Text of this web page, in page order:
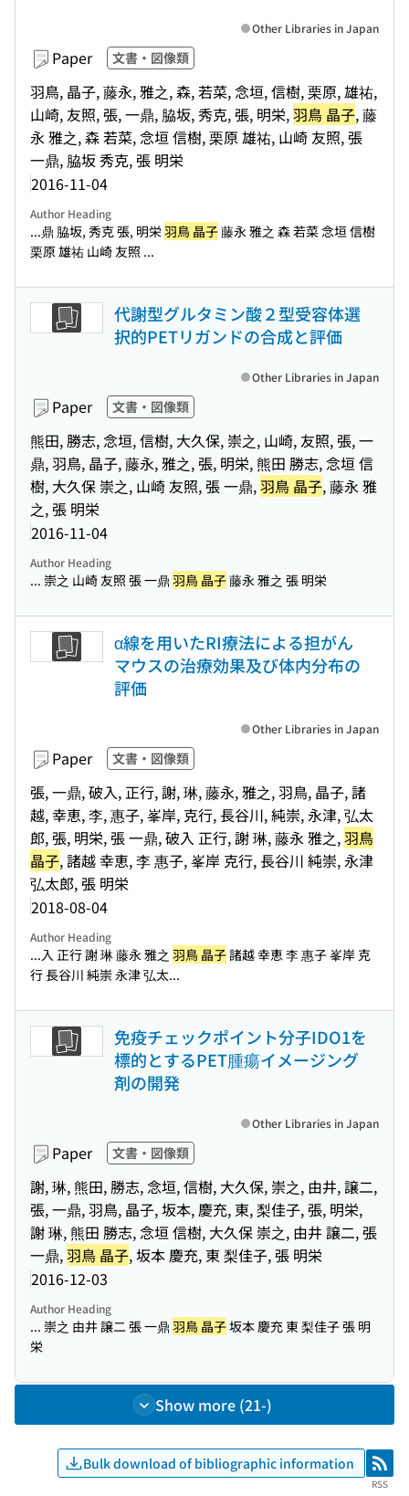
Paper 文書・図像類
羽鳥, 晶子, 藤永, 雅之, 森, 若菜, 念垣, 信樹, 栗原, 雄祐,
山崎, 友照, 張, 一鼎, 脇坂, 秀克, 張, 明栄,羽鳥 晶子, 藤
永 雅之, 森 若菜, 念垣 信樹, 栗原 雄祐, 山崎 友照, 張
一鼎, 脇坂 秀克, 張 明栄
2016-11-04
Other Libraries in Japan
Author Heading
...鼎 脇坂, 秀克 張, 明栄羽鳥 晶子藤永 雅之 森 若菜 念垣 信樹
栗原 雄祐 山崎 友照 ...
代謝型グルタミン酸２型受容体選
択的PETリガンドの合成と評価
Paper 文書・図像類
熊田, 勝志, 念垣, 信樹, 大久保, 崇之, 山崎, 友照, 張, 一
鼎, 羽鳥, 晶子, 藤永, 雅之, 張, 明栄, 熊田 勝志, 念垣 信
樹, 大久保 崇之, 山崎 友照, 張 一鼎,羽鳥 晶子, 藤永 雅
之, 張 明栄
2016-11-04
Other Libraries in Japan
Author Heading
... 崇之 山崎 友照 張 一鼎 羽鳥 晶子藤永 雅之 張 明栄
α線を用いたRI療法による担がん
マウスの治療効果及び体内分布の
評価
Paper 文書・図像類
張, 一鼎, 破入, 正行, 謝, 琳, 藤永, 雅之, 羽鳥, 晶子, 諸
越, 幸恵, 李, 惠子, 峯岸, 克行, 長谷川, 純崇, 永津, 弘太
郎, 張, 明栄, 張 一鼎, 破入 正行, 謝 琳, 藤永 雅之,羽鳥
晶子, 諸越 幸恵, 李 惠子, 峯岸 克行, 長谷川 純崇, 永津
弘太郎, 張 明栄
2018-08-04
Other Libraries in Japan
Author Heading
...入 正行 謝 琳 藤永 雅之 羽鳥 晶子諸越 幸恵 李 惠子 峯岸 克
行 長谷川 純崇 永津 弘太...
免疫チェックポイント分子IDO1を
標的とするPET腫瘍イメージング
剤の開発
Paper 文書・図像類
謝, 琳, 熊田, 勝志, 念垣, 信樹, 大久保, 崇之, 由井, 譲二,
張, 一鼎, 羽鳥, 晶子, 坂本, 慶充, 東, 梨佳子, 張, 明栄,
謝 琳, 熊田 勝志, 念垣 信樹, 大久保 崇之, 由井 譲二, 張
一鼎,羽鳥 晶子, 坂本 慶充, 東 梨佳子, 張 明栄
2016-12-03
Other Libraries in Japan
Author Heading
... 崇之 由井 譲二 張 一鼎 羽鳥 晶子坂本 慶充 東 梨佳子 張 明
栄
Show more (21-)
Bulk download of bibliographic information RSS
RSS